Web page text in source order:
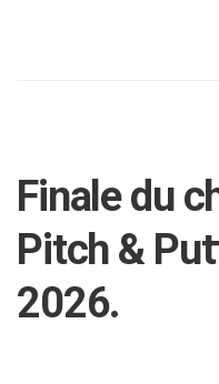
Finale du
Pitch &
2026.